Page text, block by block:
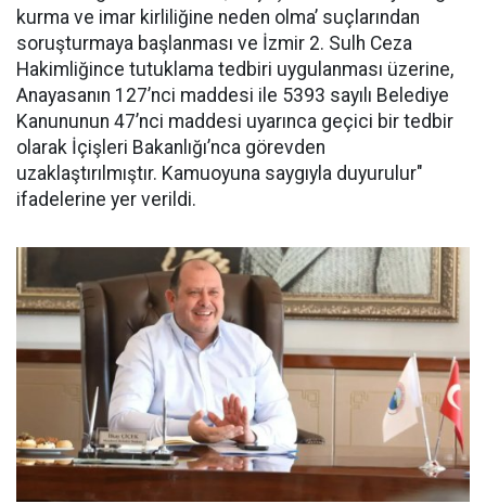
kurma ve imar kirliliğine neden olma’ suçlarından
soruşturmaya başlanması ve İzmir 2. Sulh Ceza
Hakimliğince tutuklama tedbiri uygulanması üzerine,
Anayasanın 127’nci maddesi ile 5393 sayılı Belediye
Kanununun 47’nci maddesi uyarınca geçici bir tedbir
olarak İçişleri Bakanlığı’nca görevden
uzaklaştırılmıştır. Kamuoyuna saygıyla duyurulur"
ifadelerine yer verildi.